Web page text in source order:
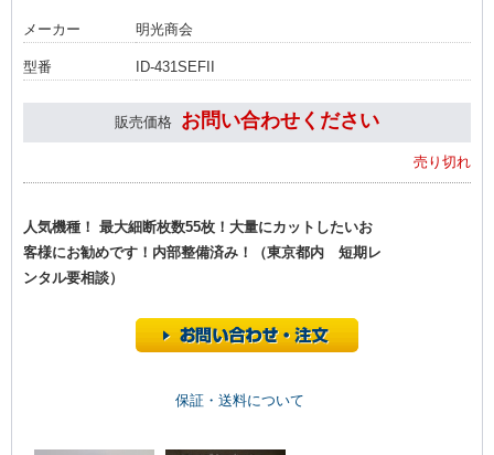
メーカー 明光商会
型番 ID-431SEFII
販売価格 お問い合わせください
売り切れ
人気機種！ 最大細断枚数55枚！大量にカットしたいお
客様にお勧めです！内部整備済み！（東京都内 短期レ
ンタル要相談）
保証・送料について